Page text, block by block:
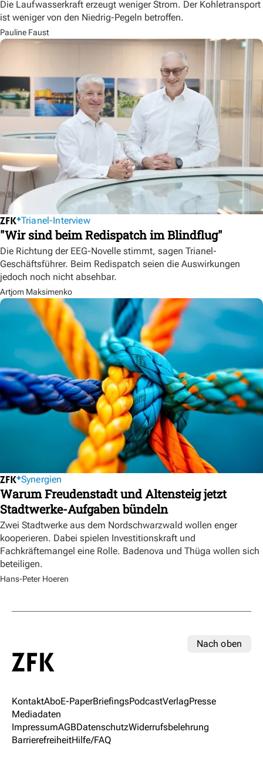
Die Laufwasserkraft erzeugt weniger Strom. Der Kohletransport
ist weniger von den Niedrig-Pegeln betroffen.
Pauline Faust
Trianel-Interview
"Wir sind beim Redispatch im Blindflug"
Die Richtung der EEG-Novelle stimmt, sagen Trianel-
Geschäftsführer. Beim Redispatch seien die Auswirkungen
jedoch noch nicht absehbar.
Artjom Maksimenko
Synergien
Warum Freudenstadt und Altensteig jetzt
Stadtwerke-Aufgaben bündeln
Zwei Stadtwerke aus dem Nordschwarzwald wollen enger
kooperieren. Dabei spielen Investitionskraft und
Fachkräftemangel eine Rolle. Badenova und Thüga wollen sich
beteiligen.
Hans-Peter Hoeren
Nach oben
KontaktAboE-PaperBriefingsPodcastVerlagPresse
Mediadaten
ImpressumAGBDatenschutzWiderrufsbelehrung
BarrierefreiheitHilfe/FAQ